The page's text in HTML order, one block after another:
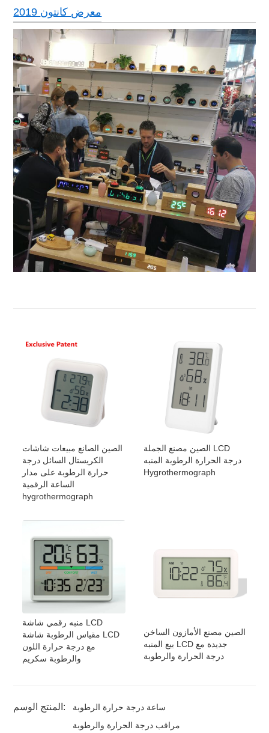
2019 معرض كانتون
الصين الصانع مبيعات شاشات
الكريستال السائل درجة
حرارة الرطوبة على مدار
الساعة الرقمية
hygrothermograph
الصين مصنع الجملة LCD
درجة الحرارة الرطوبة المنبه
Hygrothermograph
منبه رقمي شاشة LCD
مقياس الرطوبة شاشة LCD
مع درجة حرارة اللون
والرطوبة سكريم
الصين مصنع الأمازون الساخن
بيع المنبه LCD جديدة مع
درجة الحرارة والرطوبة
المنتج الوسم:
ساعة درجة حرارة الرطوبة
مراقب درجة الحرارة والرطوبة